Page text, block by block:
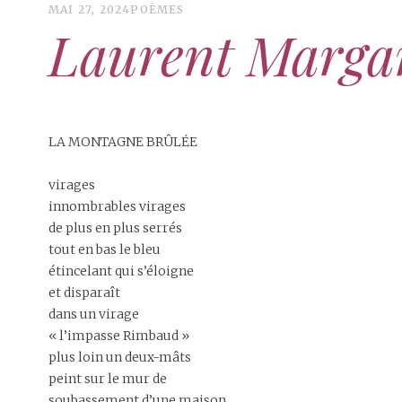
MAI 27, 2024POÈMES
Laurent
LA MONTAGNE BRÛLÉE
virages
innombrables virages
de plus en plus serrés
tout en bas le bleu
étincelant qui s’éloigne
et disparaît
dans un virage
« l’impasse Rimbaud »
plus loin un deux-mâts
peint sur le mur de